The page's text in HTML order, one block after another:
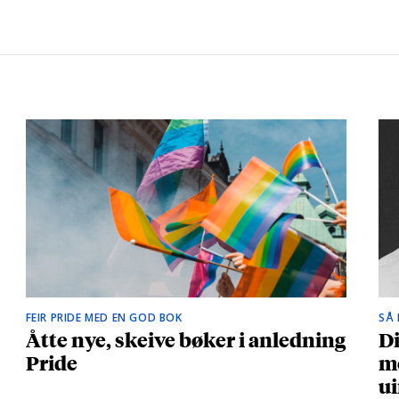
FEIR PRIDE MED EN GOD BOK
Åtte nye, skeive bøker i anledning
Pride
SÅ